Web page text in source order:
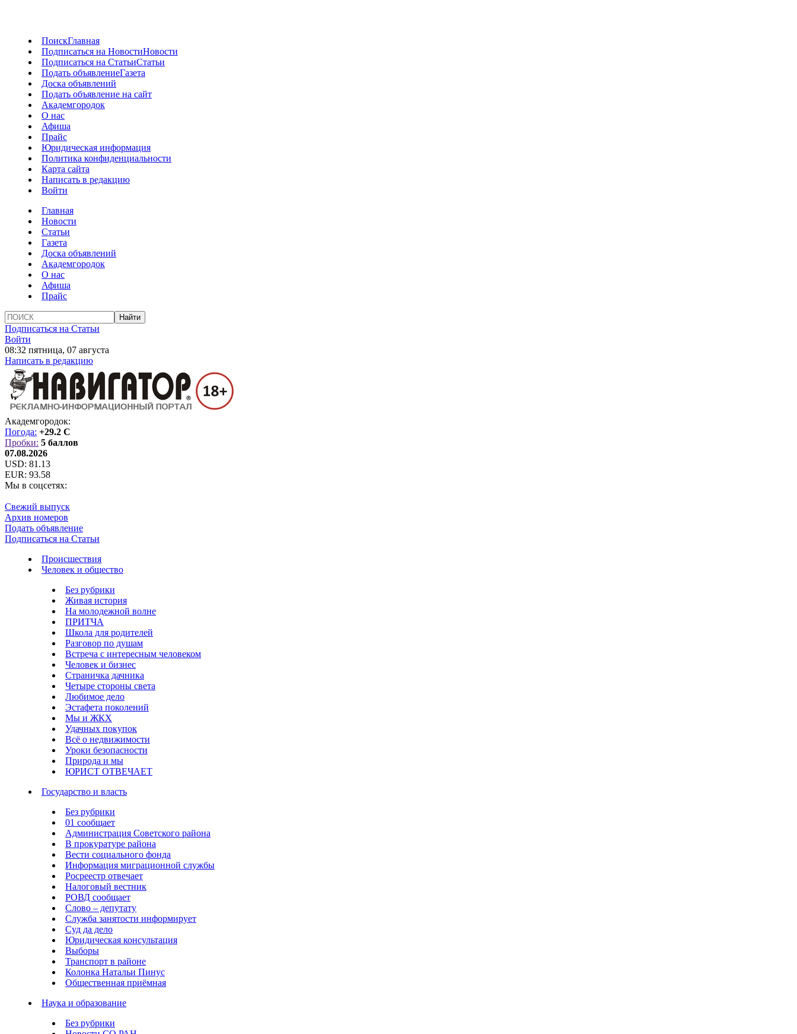
ПоискГлавная
Подписаться на НовостиНовости
Подписаться на СтатьиСтатьи
Подать объявлениеГазета
Доска объявлений
Подать объявление на сайт
Академгородок
О нас
Афиша
Прайс
Юридическая информация
Политика конфиденциальности
Карта сайта
Написать в редакцию
Войти
Главная
Новости
Статьи
Газета
Доска объявлений
Академгородок
О нас
Афиша
Прайс
Подписаться на Статьи
Войти
08:32 пятница, 07 августа
Написать в редакцию
Академгородок:
Погода: +29.2 C
Пробки: 5 баллов
07.08.2026
USD: 81.13
EUR: 93.58
Мы в соцсетях:
Свежий выпуск
Архив номеров
Подать объявление
Подписаться на Статьи
Происшествия
Человек и общество
Без рубрики
Живая история
На молодежной волне
ПРИТЧА
Школа для родителей
Разговор по душам
Встреча с интересным человеком
Человек и бизнес
Страничка дачника
Четыре стороны света
Любимое дело
Эстафета поколений
Мы и ЖКХ
Удачных покупок
Всё о недвижимости
Уроки безопасности
Природа и мы
ЮРИСТ ОТВЕЧАЕТ
Государство и власть
Без рубрики
01 сообщает
Администрация Советского района
В прокуратуре района
Вести социального фонда
Информация миграционной службы
Росреестр отвечает
Налоговый вестник
РОВД сообщает
Слово – депутату
Служба занятости информирует
Суд да дело
Юридическая консультация
Выборы
Транспорт в районе
Колонка Натальи Пинус
Общественная приёмная
Наука и образование
Без рубрики